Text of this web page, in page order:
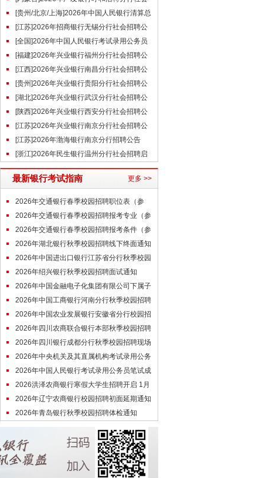
招聘启事（1.15）
[贵州/北京/上海]2026年中国人民银行清算总
中心直属企业银清科技
[江苏]2026年招商银行无锡分行社会招聘公
告
[全国]2026年中国人民银行考试录用公务员
调剂公告
[福建]2026年兴业银行福州分行社会招聘公
告
[江西]2026年兴业银行南昌分行社会招聘公
告
[贵州]2026年兴业银行贵阳分行社会招聘公
告
[湖北]2026年兴业银行武汉分行社会招聘公
告
[陕西]2026年兴业银行西安分行社会招聘公
告
[江苏]2026年兴业银行南京分行社会招聘公
告
[江苏]2026年渤海银行南京分行招聘公告
[浙江]2026年民生银行温州分行社会招聘启
事（1.15）
最新银行考试指南 更多 >>
2026年交通银行春季校园招聘职位表（参
考）2026年交通银行春季校园招聘报考专业（参
考）2026年交通银行春季校园招聘报考条件（参
考）2026年湖北银行秋季校园招聘线下终面通知
2026年中国进出口银行江苏省分行秋季校园
招聘线下面试通知
2026年绍兴银行秋季校园招聘面试通知
2026年中国金融电子化集团有限公司下属子
公司招聘拟聘人员公示（第一批次）
2026年中国工商银行河南分行秋季校园招聘
差额体检通知
2026年中国农业发展银行安徽省分行校园招
聘体检通知
2026年四川农商联合银行本部秋季校园招聘
初面通知
2026年四川银行成都分行秋季校园招聘现场
面试预通知
2026年中央机关及其直属机构考试录用公务
员成绩查询入口
2026年中国人民银行考试录用公务员笔试成
绩和合格分数线公布
2026洪泽农商银行寒假大学生招聘开启 1月
21日报名截止
2026年辽宁农商银行校园招聘初面延期通知
2026年青岛银行秋季校园招聘体检通知